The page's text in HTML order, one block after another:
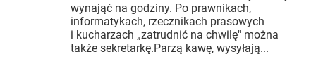
wynająć na godziny. Po prawnikach,
informatykach, rzecznikach prasowych
i kucharzach „zatrudnić na chwilę" można
także sekretarkę.Parzą kawę, wysyłają...